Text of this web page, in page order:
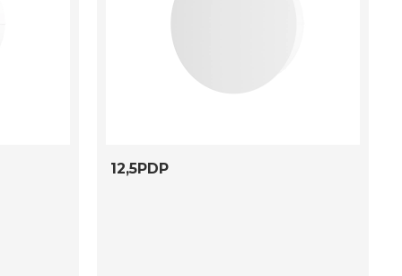
12,5PDP